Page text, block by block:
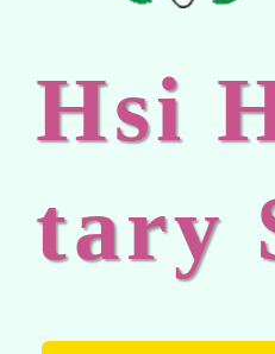
Hsi
tary